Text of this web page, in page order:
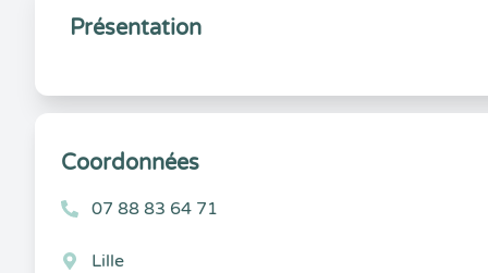
Présentation
Coordonnées
07 88 83 64 71
Lille